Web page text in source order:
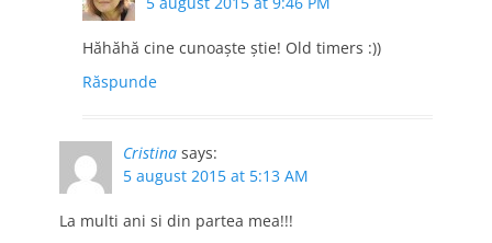
Hăhăhă cine cunoaște știe! Old timers :))
Răspunde
Cristina says:
5 august 2015 at 5:13 AM
La multi ani si din partea mea!!!